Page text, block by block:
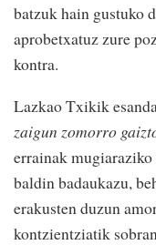
batzuk hain gustuko
aprobetxatuz zure
kontra.
Lazkao Txikik
zaigun zomorro
errainak
baldin badaukazu,
erakusten duzun
kontzientziatik